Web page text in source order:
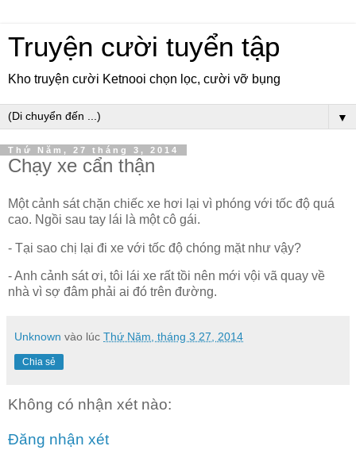
Truyện cười tuyển tập
Kho truyện cười Ketnooi chọn lọc, cười vỡ bụng
▼
Thứ Năm, 27 tháng 3, 2014
Chạy xe cẩn thận
Một cảnh sát chặn chiếc xe hơi lại vì phóng với tốc độ quá
cao. Ngồi sau tay lái là một cô gái.
- Tại sao chị lại đi xe với tốc độ chóng mặt như vậy?
- Anh cảnh sát ơi, tôi lái xe rất tồi nên mới vội vã quay về
nhà vì sợ đâm phải ai đó trên đường.
Unknown vào lúc Thứ Năm, tháng 3 27, 2014
Chia sẻ
Không có nhận xét nào:
Đăng nhận xét